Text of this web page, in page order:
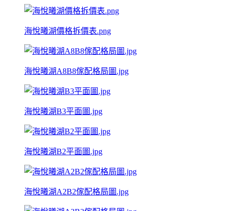
海悅曦湖價格拆價表.png
海悅曦湖A8B8傢配格局圖.jpg
海悅曦湖B3平面圖.jpg
海悅曦湖B2平面圖.jpg
海悅曦湖A2B2傢配格局圖.jpg